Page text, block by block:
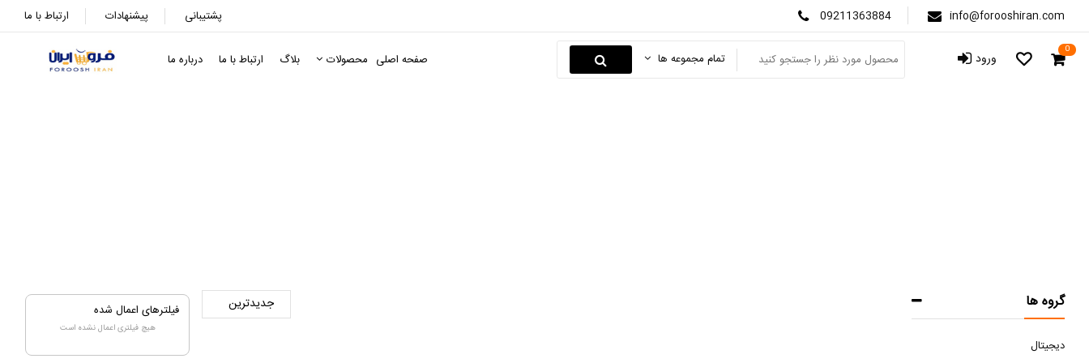
ارتباط با ما پیشنهادات پشتیبانی 09211363884 info@forooshiran.com
صفحه اصلی محصولات بلاگ ارتباط با ما درباره ما تمام مجموعه ها ورود 0
فیلترهای اعمال شده
هیچ فیلتری اعمال نشده است
گروه ها
دیجیتال